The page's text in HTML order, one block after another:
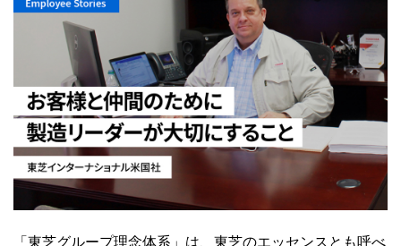
従
を
一
番
に
思
い
「東芝グループ理念体系」は、東芝のエッセンスとも呼べ